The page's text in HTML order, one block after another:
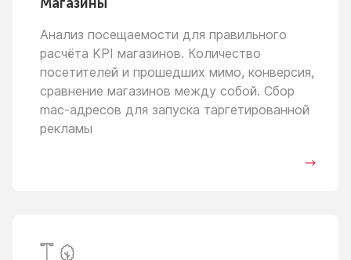
Анализ посещаемости для правильного
расчёта KPI магазинов. Количество
посетителей и прошедших мимо, конверсия,
сравнение магазинов между собой. Сбор
mac-адресов для запуска таргетированной
рекламы